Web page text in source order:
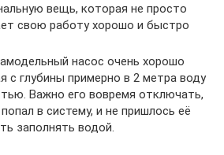
вещь, которая не просто
свою работу хорошо и быстро
насос очень хорошо
с глубины примерно в 2 метра воду
Важно его вовремя отключать,
в систему, и не пришлось её
заполнять водой.